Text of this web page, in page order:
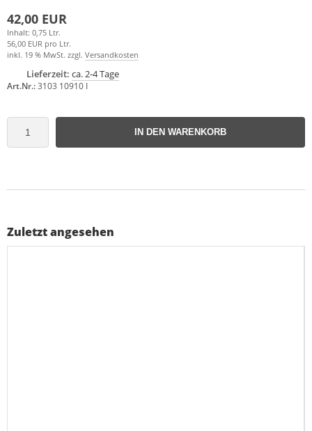
42,00 EUR
Inhalt: 0,75 Ltr.
56,00 EUR pro Ltr.
inkl. 19 % MwSt. zzgl. Versandkosten
Lieferzeit: ca. 2-4 Tage
Art.Nr.:3103 10910 I
IN DEN WARENKORB
Zuletzt angesehen